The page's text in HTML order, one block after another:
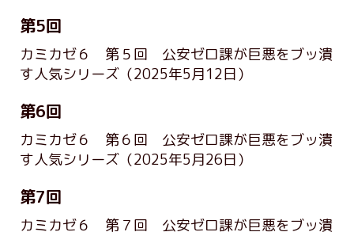
第5回
カミカゼ６ 第５回 公安ゼロ課が巨悪をブッ潰
す人気シリーズ （2025年5月12日）
第6回
カミカゼ６ 第６回 公安ゼロ課が巨悪をブッ潰
す人気シリーズ （2025年5月26日）
第7回
カミカゼ６ 第７回 公安ゼロ課が巨悪をブッ潰